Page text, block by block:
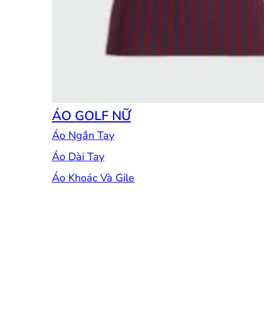
ÁO GOLF NỮ
Áo Ngắn Tay
Áo Dài Tay
Áo Khoác Và Gile